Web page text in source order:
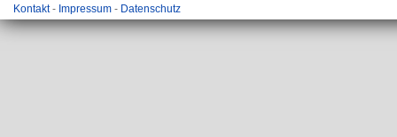
Kontakt- Impressum - Datenschutz